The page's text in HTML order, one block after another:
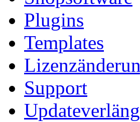
Plugins
Templates
Support